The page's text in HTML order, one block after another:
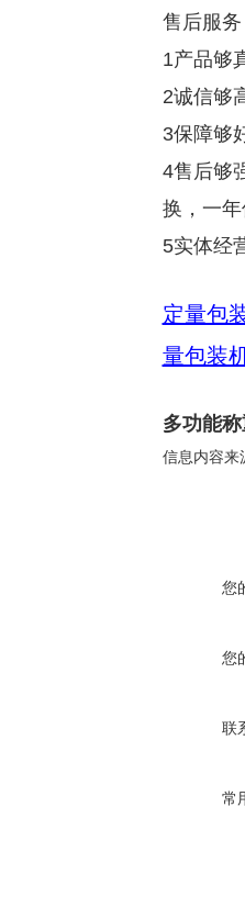
售后服
1产品够
2诚信够
3保障够
4售后够
换，一
5实体经
定量包
量包装
多功能
信息内容来
您
您
联
常